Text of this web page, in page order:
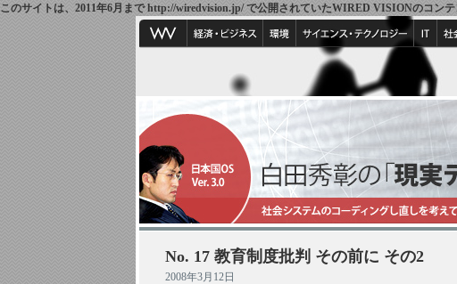
このサイトは、2011年6月まで http://wiredvision.jp/ で公開されていたWIRED VISIONのコン
No. 17 教育制度批判 その前に その2
2008年3月12日